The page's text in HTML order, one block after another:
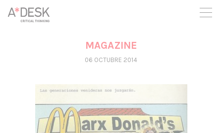
crees también en A*DESK seguimos necesitándote para poder
seguir adelante. Ahora puedes participar del proyecto y
apoyarlo.
MAGAZINE
06 OCTUBRE 2014